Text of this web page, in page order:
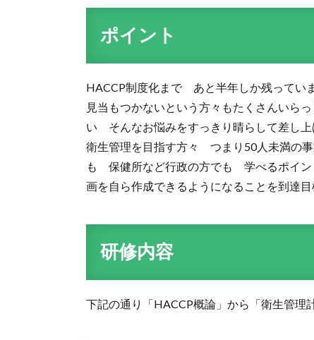
ポイント
HACCP制度化まで あと半年しか残って
見当もつかないという方々もたくさんいら
い そんなお悩みをすっきり晴らして差し
衛生管理を目指す方々 つまり50人未満の
も 保健所など行政の方でも 学べるポイン
画を自ら作成できるようになることを到達目
研修内容
下記の通り「HACCP概論」から「衛生管理